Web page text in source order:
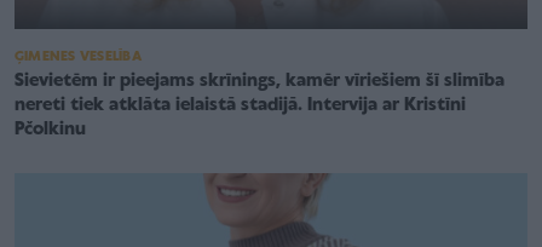
ĢIMENES VESELĪBA
Sievietēm ir pieejams skrīnings, kamēr vīriešiem šī slimība
nereti tiek atklāta ielaistā stadijā. Intervija ar Kristīni
Pčolkinu